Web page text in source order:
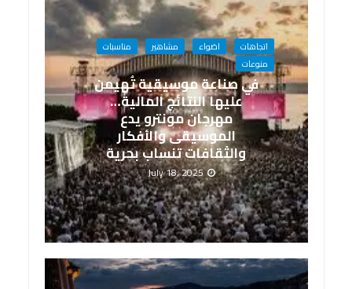
اتجاهات اضواء مشاهير
مناسبات
منوعات
في صناعة موسيقية تُهيمن
عليها النتائج المالية…
مهرجان مونترو يدع
الموسيقى والأفكار
والثقافات تنساب بحرية
July 18, 2025